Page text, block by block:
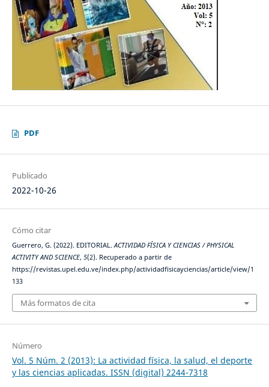
PDF
Publicado
2022-10-26
Cómo citar
Guerrero, G. (2022). EDITORIAL.ACTIVIDAD FÍSICA Y CIENCIAS / PHYSICAL
ACTIVITY AND SCIENCE, 5(2). Recuperado a partir de
https://revistas.upel.edu.ve/index.php/actividadfisicayciencias/article/view/1
133
Más formatos de cita
Número
Vol. 5 Núm. 2 (2013): La actividad física, la salud, el deporte
y las ciencias aplicadas. ISSN (digital) 2244-7318